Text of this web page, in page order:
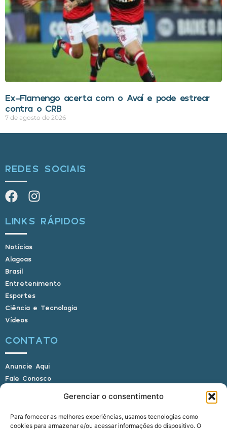
Gerenciar o consentimento
Para fornecer as melhores experiências, usamos tecnologias como
cookies para armazenar e/ou acessar informações do dispositivo. O
Ex-Flamengo acerta com o Avaí e pode estrear
contra o CRB
7 de agosto de 2026
REDES SOCIAIS
LINKS RÁPIDOS
Notícias
Alagoas
Brasil
Entretenimento
Esportes
Ciência e Tecnologia
Vídeos
CONTATO
Anuncie Aqui
Fale Conosco